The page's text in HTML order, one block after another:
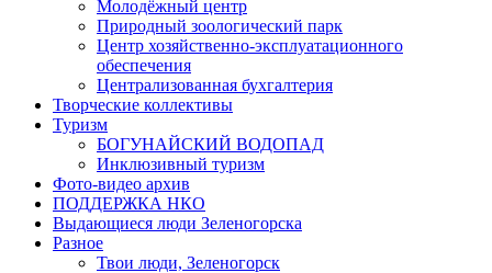
Молодёжный центр
Природный зоологический парк
Центр хозяйственно-эксплуатационного
обеспечения
Централизованная бухгалтерия
Творческие коллективы
Туризм
БОГУНАЙСКИЙ ВОДОПАД
Инклюзивный туризм
Фото-видео архив
ПОДДЕРЖКА НКО
Выдающиеся люди Зеленогорска
Разное
Твои люди, Зеленогорск